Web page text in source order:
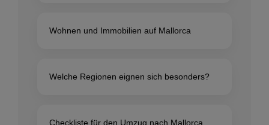
Wohnen und Immobilien auf Mallorca
Welche Regionen eignen sich besonders?
Checkliste für den Umzug nach Mallorca